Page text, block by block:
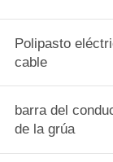
Polipasto
cable
barra del
de la grúa